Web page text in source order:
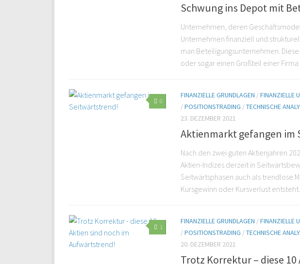
Schwung ins Depot mit
Unternehmen, deren
Unternehmen finanziell und
man Beteiligungsunternehmen.
oder sogar einen Großteil einer
0
FINANZIELLE GRUNDLAGEN /FINANZIELLE
/POSITIONSTRADING /TECHNISCHE
23. DEZEMBER 2021
Aktienmarkt gefangen im
Nach den zwei guten Aktienjahren
Aktien-Indizes derzeit in
Seitwärtsphasen auch als trendlose
Kursgewinn oder Kursverlust
1
FINANZIELLE GRUNDLAGEN /FINANZIELLE
/POSITIONSTRADING /TECHNISCHE
20. DEZEMBER 2021
Trotz Korrektur – diese